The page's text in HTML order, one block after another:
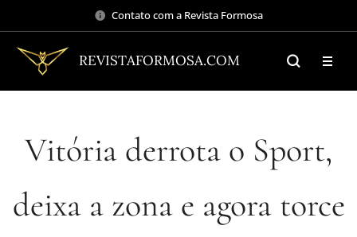
Contato com a Revista Formosa
REVISTAFORMOSA.COM
Vitória derrota o Sport,
deixa a zona e agora torce